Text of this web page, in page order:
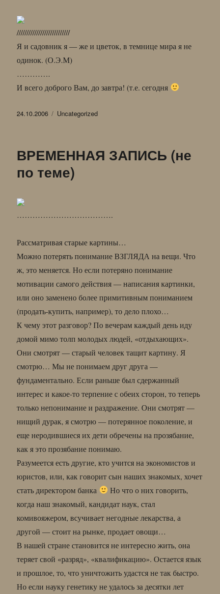
///////////////////////////
Я и садовник я — же и цветок, в темнице мира я не
одинок. (О.Э.М)
………….
И всего доброго Вам, до завтра! (т.е. сегодня
Опубликовано
24.10.2006 Рубрики
Uncategorized
ВРЕМЕННАЯ ЗАПИСЬ (не
по теме)
……………………………….
Рассматривая старые картины…
Можно потерять понимание ВЗГЛЯДА на вещи. Что
ж, это меняется. Но если потеряно понимание
мотивации самого действия — написания картинки,
или оно заменено более примитивным пониманием
(продать-купить, например), то дело плохо…
К чему этот разговор? По вечерам каждый день иду
домой мимо толп молодых людей, «отдыхающих».
Они смотрят — старый человек тащит картину. Я
смотрю… Мы не понимаем друг друга —
фундаментально. Если раньше был сдержанный
интерес и какое-то терпение с обеих сторон, то теперь
только непонимание и раздражение. Они смотрят —
нищий дурак, я смотрю — потерянное поколение, и
еще неродившиеся их дети обречены на прозябание,
как я это прозябание понимаю.
Разумеется есть другие, кто учится на экономистов и
юристов, или, как говорит сын наших знакомых, хочет
стать директором банка
Но что о них говорить,
когда наш знакомый, кандидат наук, стал
комивояжером, всучивает негодные лекарства, а
другой — стоит на рынке, продает овощи…
В нашей стране становится не интересно жить, она
теряет свой «разряд», «квалификацию». Остается язык
и прошлое, то, что уничтожить удастся не так быстро.
Но если науку генетику не удалось за десятки лет